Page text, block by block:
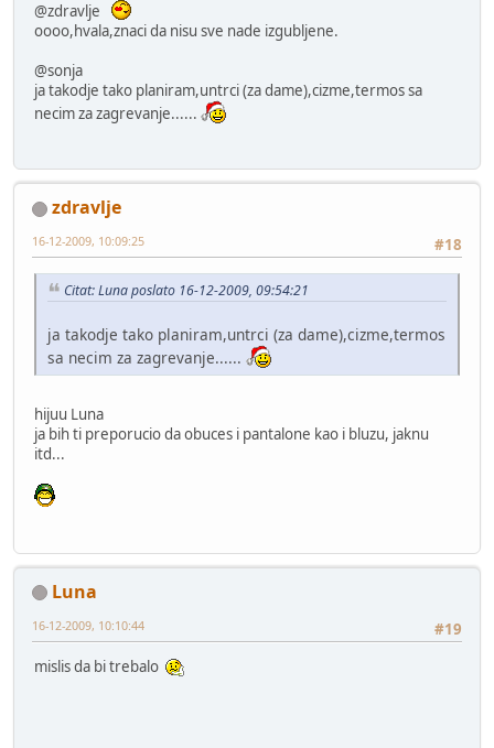
@zdravlje
oooo,hvala,znaci da nisu sve nade izgubljene.
@sonja
ja takodje tako planiram,untrci (za dame),cizme,termos sa
necim za zagrevanje......
zdravlje
#18
16-12-2009, 10:09:25
Citat: Luna poslato 16-12-2009, 09:54:21
ja takodje tako planiram,untrci (za dame),cizme,termos
sa necim za zagrevanje......
hijuu Luna
ja bih ti preporucio da obuces i pantalone kao i bluzu, jaknu
itd...
Luna
#19
16-12-2009, 10:10:44
mislis da bi trebalo